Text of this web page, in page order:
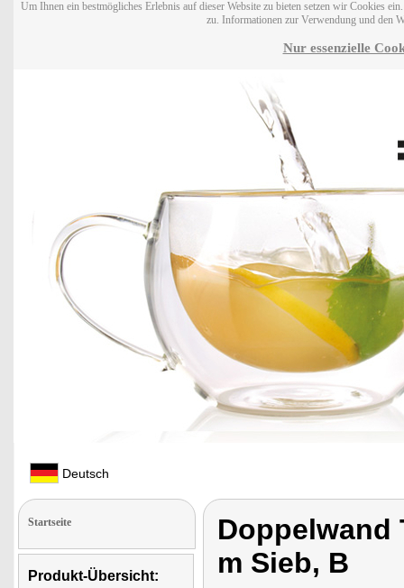
Um Ihnen ein bestmögliches Erlebnis auf dieser Website zu bieten setzen wir Cookies
zu. Informationen zur Verwendung und den
Nur essenzielle
Deutsch
Startseite
Produkt-Übersicht:
Doppelwand
m Sieb, B